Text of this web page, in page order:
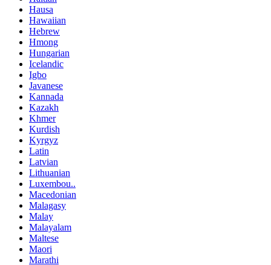
Hausa
Hawaiian
Hebrew
Hmong
Hungarian
Icelandic
Igbo
Javanese
Kannada
Kazakh
Khmer
Kurdish
Kyrgyz
Latin
Latvian
Lithuanian
Luxembou..
Macedonian
Malagasy
Malay
Malayalam
Maltese
Maori
Marathi